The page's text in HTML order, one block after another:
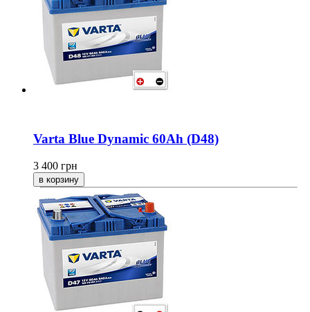
Varta Blue Dynamic 60Ah (D48)
3 400 грн